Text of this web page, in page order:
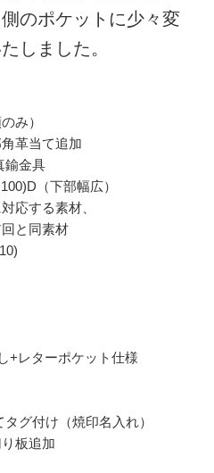
のポケットに少々変
しました。
のみ）
革当て追加
鍮金具
（下部幅広）
応する素材、
同素材
+レターポケット仕様
グ付け（焼印名入れ）
板追加